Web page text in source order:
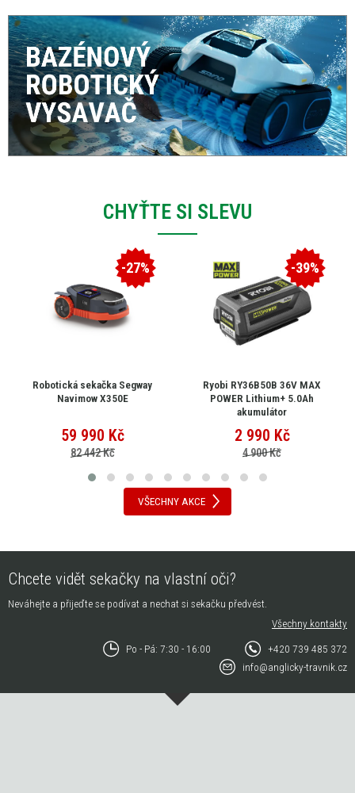
CHYŤTE SI SLEVU
-27%
Robotická sekačka Segway
Navimow X350E
59 990 Kč
82 442 Kč
-39%
Ryobi RY36B50B 36V MAX
POWER Lithium+ 5.0Ah
akumulátor
2 990 Kč
4 900 Kč
VŠECHNY AKCE
Chcete vidět sekačky na vlastní oči?
Neváhejte a přijeďte se podívat a nechat si sekačku předvést.
Všechny kontakty
Po - Pá: 7:30 - 16:00
+420 739 485 372
info@anglicky-travnik.cz